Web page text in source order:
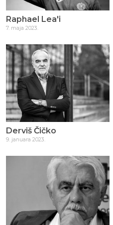
Raphael Lea'i
7. maja 2023.
Derviš Čičko
9. januara 2023.